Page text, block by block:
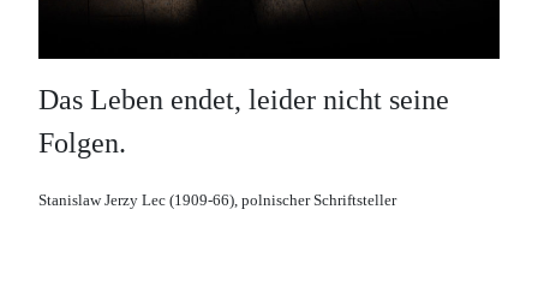
Das Leben endet, leider nicht seine
Folgen.
Stanislaw Jerzy Lec (1909-66), polnischer Schriftsteller